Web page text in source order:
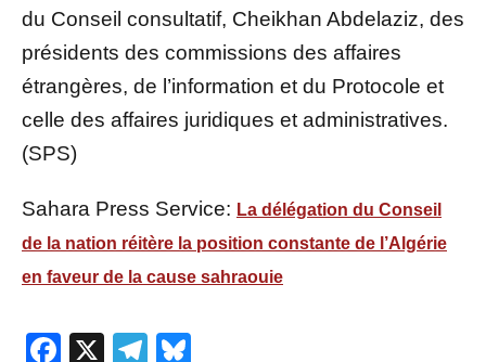
du Conseil consultatif, Cheikhan Abdelaziz, des
présidents des commissions des affaires
étrangères, de l’information et du Protocole et
celle des affaires juridiques et administratives.
(SPS)
Sahara Press Service: La délégation du Conseil
de la nation réitère la position constante de l’Algérie
en faveur de la cause sahraouie
Facebook
X Telegram